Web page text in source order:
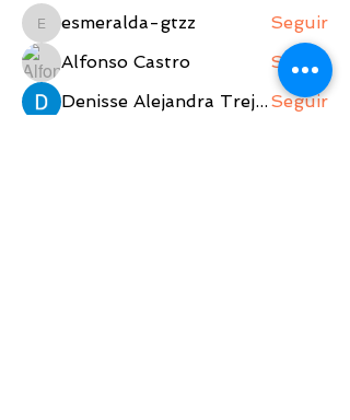
esmeralda-gtzz
esmeralda-gtzz
Seguir
Alfonso Castro
Seguir
Denisse Alejandra Trejo Lopez Seguir